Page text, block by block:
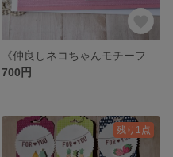
700円
残り1点